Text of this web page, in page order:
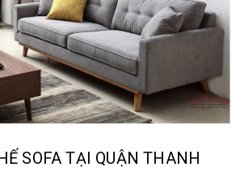
SOFA TẠI QUẬN THANH